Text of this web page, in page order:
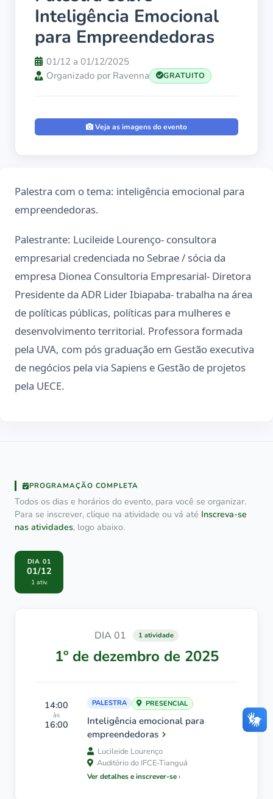
Inteligência Emocional
para Empreendedoras
01/12 a 01/12/2025
Organizado por Ravenna
GRATUITO
Veja as imagens do evento
Palestra com o tema: inteligência emocional para
empreendedoras.
Palestrante: Lucileide Lourenço- consultora
empresarial credenciada no Sebrae / sócia da
empresa Dionea Consultoria Empresarial- Diretora
Presidente da ADR Lider Ibiapaba- trabalha na área
de políticas públicas, políticas para mulheres e
desenvolvimento territorial. Professora formada
pela UVA, com pós graduação em Gestão executiva
de negócios pela via Sapiens e Gestão de projetos
pela UECE.
PROGRAMAÇÃO COMPLETA
Todos os dias e horários do evento, para você se organizar.
Para se inscrever, clique na atividade ou vá até Inscreva-se
nas atividades, logo abaixo.
DIA 01
01/12
1 ativ.
DIA 01 1 atividade
1º de dezembro de 2025
14:00
às
16:00
PALESTRA PRESENCIAL
Inteligência emocional para
empreendedoras
Lucileide Lourenço
Auditório do IFCE-Tianguá
Ver detalhes e inscrever-se